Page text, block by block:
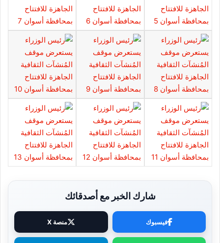
شارك الخبر مع أصدقائك
فيسبوك منصة X